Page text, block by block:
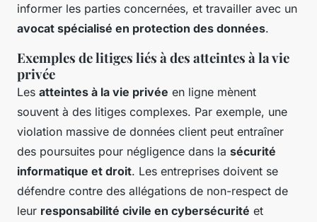
informer les parties concernées, et travailler avec un
avocat spécialisé en protection des données.
Exemples de litiges liés à des atteintes à la vie
privée
Les atteintes à la vie privée en ligne mènent
souvent à des litiges complexes. Par exemple, une
violation massive de données client peut entraîner
des poursuites pour négligence dans la sécurité
informatique et droit. Les entreprises doivent se
défendre contre des allégations de non-respect de
leur responsabilité civile en cybersécurité et